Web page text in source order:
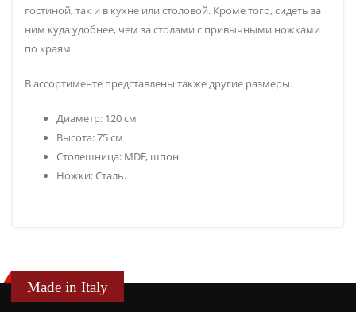
гостиной, так и в кухне или столовой. Кроме того, сидеть за
ним куда удобнее, чем за столами с привычными ножками
по краям.
В ассортименте представлены также другие размеры.
Диаметр: 120 см
Высота: 75 см
Столешница: MDF, шпон
Ножки: Сталь.
Made in Italy